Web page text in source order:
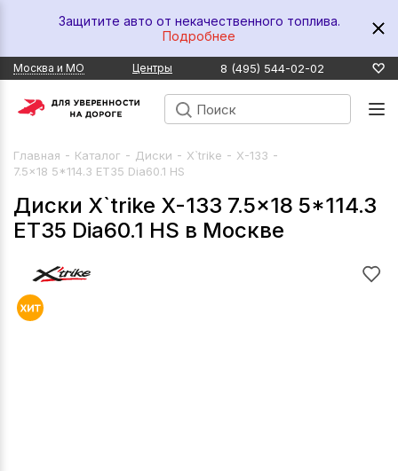
Защитите авто от некачественного топлива.
Подробнее
Москва и МО Центры 8 (495) 544-02-02
Главная - Каталог - Диски - X`trike - X-133 -
7.5x18 5*114.3 ET35 Dia60.1 HS
Диски X`trike X-133 7.5x18 5*114.3
ET35 Dia60.1 HS в Москве